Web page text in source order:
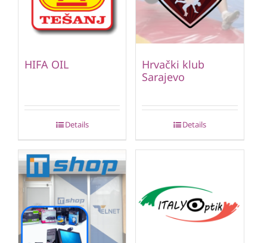
HIFA OIL
Details
Hrvački klub
Sarajevo
Details